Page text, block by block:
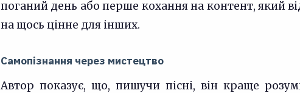
поганий день або перше кохання на контент, який
на щось цінне для інших.
Самопізнання через мистецтво
Автор показує, що, пишучи пісні, він краще